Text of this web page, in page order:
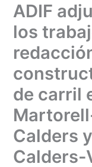
ADIF
los
de carril
Calders
Calders-